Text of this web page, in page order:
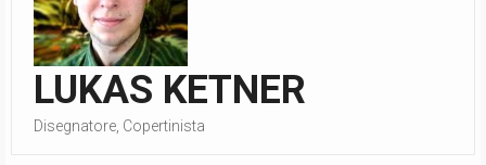
LUKAS KETNER
Disegnatore, Copertinista